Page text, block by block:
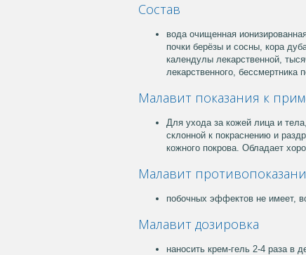
Состав
вода очищенная
почки берёзы и сосны, кора
календулы лекарственной,
лекарственного, бессмертника
Малавит показания к
Для ухода за кожей лица и
склонной к покраснению и
кожного покрова. Обладает
Малавит
побочных эффектов не имеет,
Малавит дозировка
наносить крем-гель 2-4 раза в